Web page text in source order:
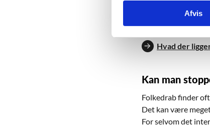
v
Afvis
Hvad
Hvad der
Kan man
Folkedrab finder
Det kan være
For selvom det